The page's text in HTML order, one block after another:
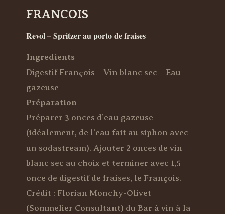
FRANCOIS
Revol – Spritzer au porto de fraises
Ingredients
Digestif François – Vin blanc sec – Eau
gazeuse
Préparation
Préparer 3 onces d’eau gazeuse
(idéalement, de l’eau fait au siphon avec
un sodastream). Ajouter 2 onces de vin
blanc sec au choix et terminer avec 1,5
once de digestif de fraises, le François.
Crédit : Florian Monchy-Olivet
(Sommelier Consultant) du Bar à vin à la